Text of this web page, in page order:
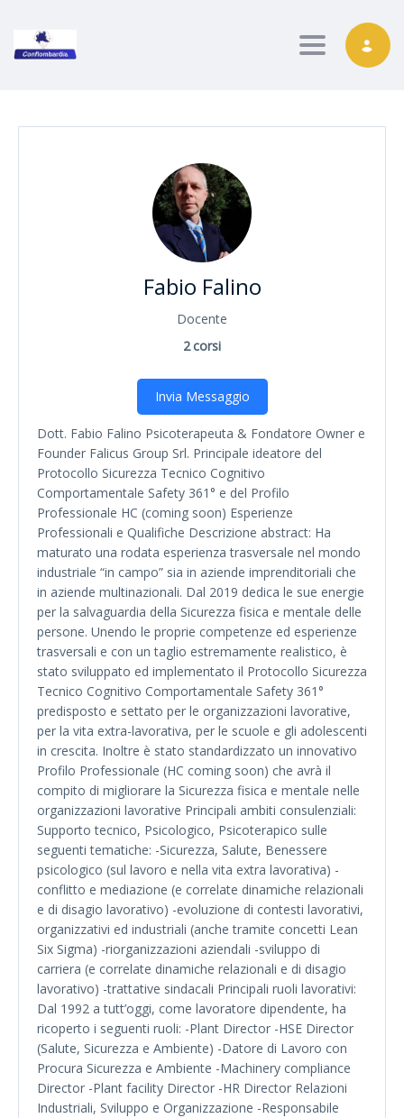
Toggle
Fabio Falino
Docente
2corsi
Invia Messaggio
Dott. Fabio Falino Psicoterapeuta & Fondatore Owner e
Founder Falicus Group Srl. Principale ideatore del
Protocollo Sicurezza Tecnico Cognitivo
Comportamentale Safety 361° e del Profilo
Professionale HC (coming soon) Esperienze
Professionali e Qualifiche Descrizione abstract: Ha
maturato una rodata esperienza trasversale nel mondo
industriale “in campo” sia in aziende imprenditoriali che
in aziende multinazionali. Dal 2019 dedica le sue energie
per la salvaguardia della Sicurezza fisica e mentale delle
persone. Unendo le proprie competenze ed esperienze
trasversali e con un taglio estremamente realistico, è
stato sviluppato ed implementato il Protocollo Sicurezza
Tecnico Cognitivo Comportamentale Safety 361°
predisposto e settato per le organizzazioni lavorative,
per la vita extra-lavorativa, per le scuole e gli adolescenti
in crescita. Inoltre è stato standardizzato un innovativo
Profilo Professionale (HC coming soon) che avrà il
compito di migliorare la Sicurezza fisica e mentale nelle
organizzazioni lavorative Principali ambiti consulenziali:
Supporto tecnico, Psicologico, Psicoterapico sulle
seguenti tematiche: -Sicurezza, Salute, Benessere
psicologico (sul lavoro e nella vita extra lavorativa) -
conflitto e mediazione (e correlate dinamiche relazionali
e di disagio lavorativo) -evoluzione di contesti lavorativi,
organizzativi ed industriali (anche tramite concetti Lean
Six Sigma) -riorganizzazioni aziendali -sviluppo di
carriera (e correlate dinamiche relazionali e di disagio
lavorativo) -trattative sindacali Principali ruoli lavorativi:
Dal 1992 a tutt’oggi, come lavoratore dipendente, ha
ricoperto i seguenti ruoli: -Plant Director -HSE Director
(Salute, Sicurezza e Ambiente) -Datore di Lavoro con
Procura Sicurezza e Ambiente -Machinery compliance
Director -Plant facility Director -HR Director Relazioni
Industriali, Sviluppo e Organizzazione -Responsabile